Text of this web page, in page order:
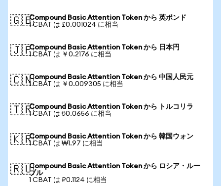
🇬🇧Compound Basic Attention Token から 英ポンド
1 CBAT は £0.001024 に相当
🇯🇵Compound Basic Attention Token から 日本円
1 CBAT は ￥0.2176 に相当
🇨🇳Compound Basic Attention Token から 中国人民元
1 CBAT は ￥0.009305 に相当
🇹🇷Compound Basic Attention Token から トルコリラ
1 CBAT は ₺0.0656 に相当
🇰🇷Compound Basic Attention Token から 韓国ウォン
1 CBAT は ₩1.97 に相当
🇷🇺Compound Basic Attention Token から ロシア・ルー
ブル
1 CBAT は ₽0.1124 に相当